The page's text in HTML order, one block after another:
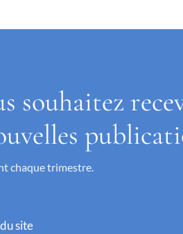
souhaitez
chaque trimestre.
site